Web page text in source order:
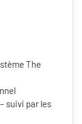
The
suivi par les